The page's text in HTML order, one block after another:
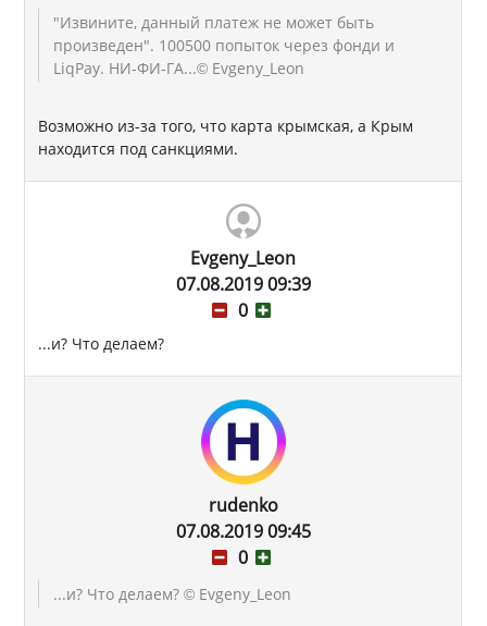
"Извините, данный платеж не может быть
произведен". 100500 попыток через фонди и
LiqPay. НИ-ФИ-ГА...© Evgeny_Leon
Возможно из-за того, что карта крымская, а Крым
находится под санкциями.
Evgeny_Leon
07.08.2019 09:39
0
...и? Что делаем?
rudenko
07.08.2019 09:45
0
...и? Что делаем?© Evgeny_Leon